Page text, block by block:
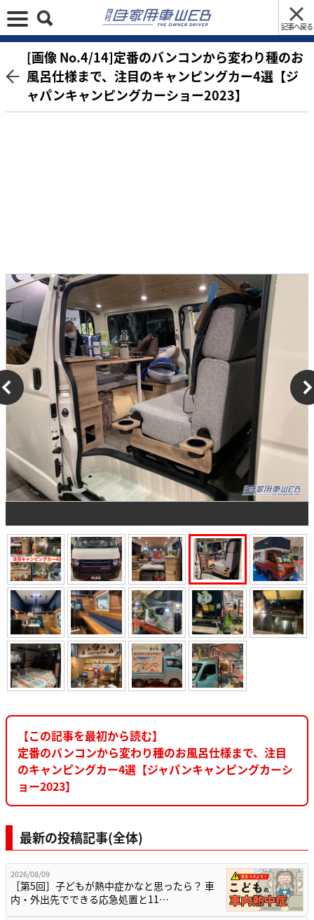
記事へ戻る
[画像 No.4/14]定番のバンコンから変わり種のお
風呂仕様まで、注目のキャンピングカー4選【ジ
ャパンキャンピングカーショー2023】
【この記事を最初から読む】
定番のバンコンから変わり種のお風呂仕様まで、注目
のキャンピングカー4選【ジャパンキャンピングカーシ
ョー2023】
最新の投稿記事(全体)
2026/08/09
［第5回］子どもが熱中症かなと思ったら？ 車
内・外出先でできる応急処置と11…